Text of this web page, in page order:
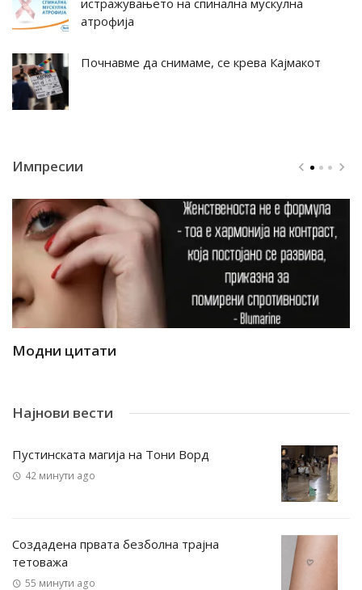
истражувањето на спинална мускулна
атрофија
Почнавме да снимаме, се крева Кајмакот
Импресии
Модни цитати
Најнови вести
Пустинската магија на Тони Ворд
42 минути ago
Создадена првата безболна трајна
тетоважа
55 минути ago